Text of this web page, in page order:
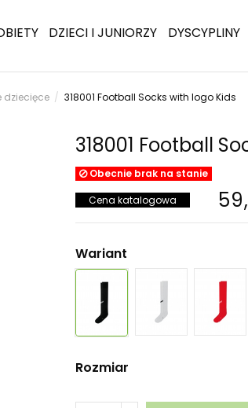
DZIECI I JUNIORZY DYSCYPLINY
dziecięce 318001 Football Socks with logo Kids
318001 Football
Obecnie brak na stanie
Cena katalogowa
Wariant
Rozmiar